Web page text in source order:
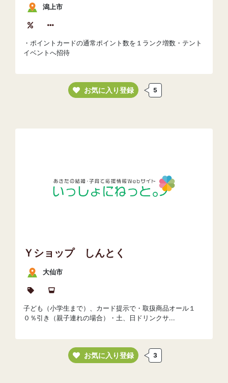
潟上市
・ポイントカードの通常ポイント数を１ランク増数・テント
イベントへ招待
お気に入り登録 5
Ｙショップ しんとく
大仙市
子ども（小学生まで）、カード提示で・取扱商品オール１
０％引き（親子連れの場合）・土、日ドリンクサ...
お気に入り登録 3